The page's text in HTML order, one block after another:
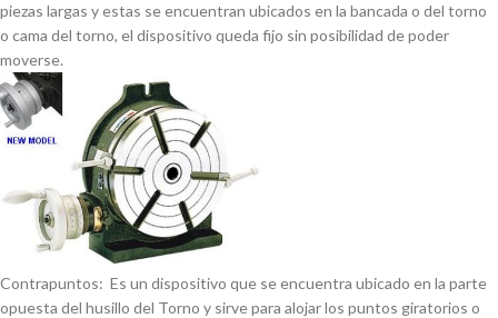
piezas largas y estas se encuentran ubicados en la bancada o del torno
o cama del torno, el dispositivo queda fijo sin posibilidad de poder
moverse.
Contrapuntos: Es un dispositivo que se encuentra ubicado en la parte
opuesta del husillo del Torno y sirve para alojar los puntos giratorios o